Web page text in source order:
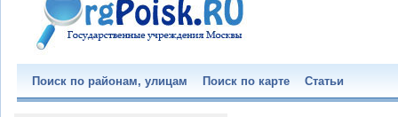
Поиск по районам, улицам Поиск по карте Статьи